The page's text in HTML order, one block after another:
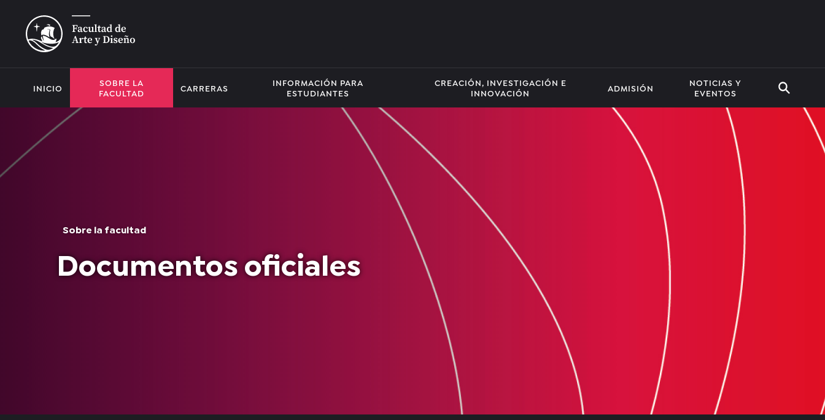
INICIO
SOBRE LA
FACULTAD
CARRERAS
INFORMACIÓN PARA
ESTUDIANTES
CREACIÓN, INVESTIGACIÓN E
INNOVACIÓN
ADMISIÓN
NOTICIAS Y
EVENTOS
Sobre la facultad
Documentos oficiales